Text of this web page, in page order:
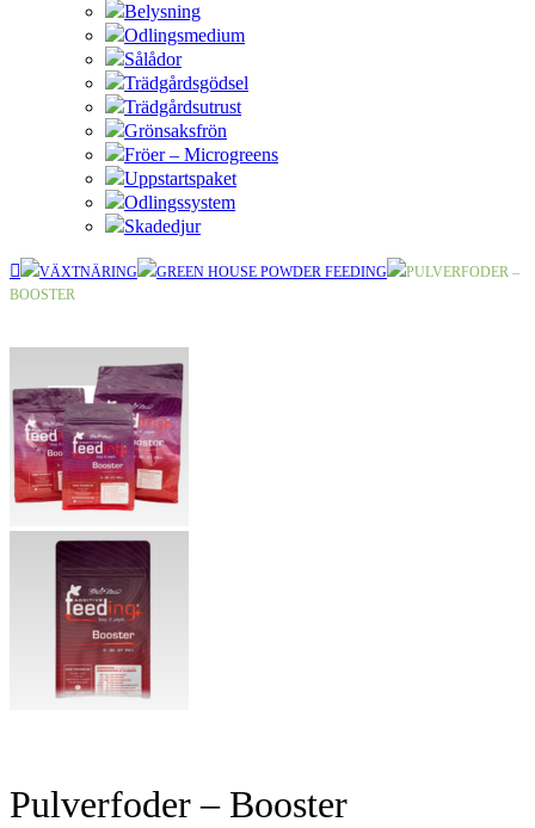
Belysning
Odlingsmedium
Sålådor
Trädgårdsgödsel
Trädgårdsutrust
Grönsaksfrön
Fröer – Microgreens
Uppstartspaket
Odlingssystem
Skadedjur
VÄXTNÄRING GREEN HOUSE POWDER FEEDING
PULVERFODER –
BOOSTER
Pulverfoder – Booster